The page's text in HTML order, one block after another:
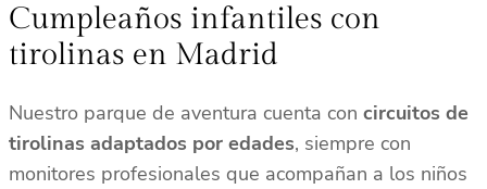
Cumpleaños infantiles con
tirolinas en Madrid
Nuestro parque de aventura cuenta con circuitos de
tirolinas adaptados por edades, siempre con
monitores profesionales que acompañan a los niños